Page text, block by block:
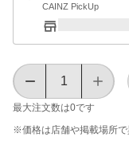
CAINZ PickUp
最大注文数は0です
※価格は​店舗や​掲載場所で​